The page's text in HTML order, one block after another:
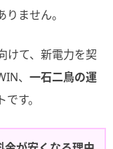
ません。
けて、新電力を契
、 一石二鳥の運
す。